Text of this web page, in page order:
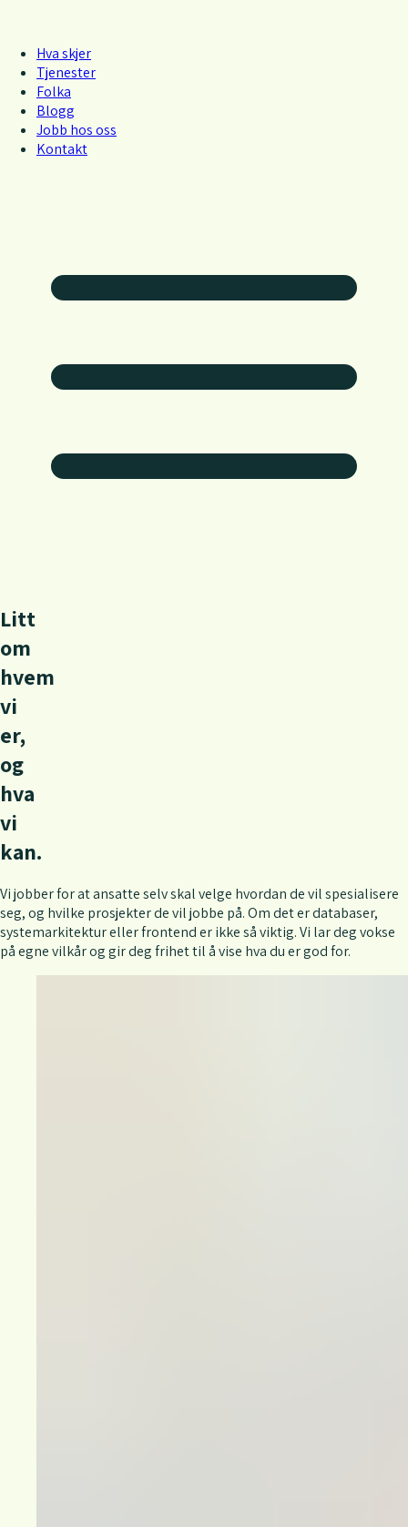
Hva skjer
Tjenester
Folka
Blogg
Jobb hos oss
Kontakt
Litt
om
hvem
vi
er,
og
hva
vi
kan.
Vi jobber for at ansatte selv skal velge hvordan de vil spesialisere
seg, og hvilke prosjekter de vil jobbe på. Om det er databaser,
systemarkitektur eller frontend er ikke så viktig. Vi lar deg vokse
på egne vilkår og gir deg frihet til å vise hva du er god for.